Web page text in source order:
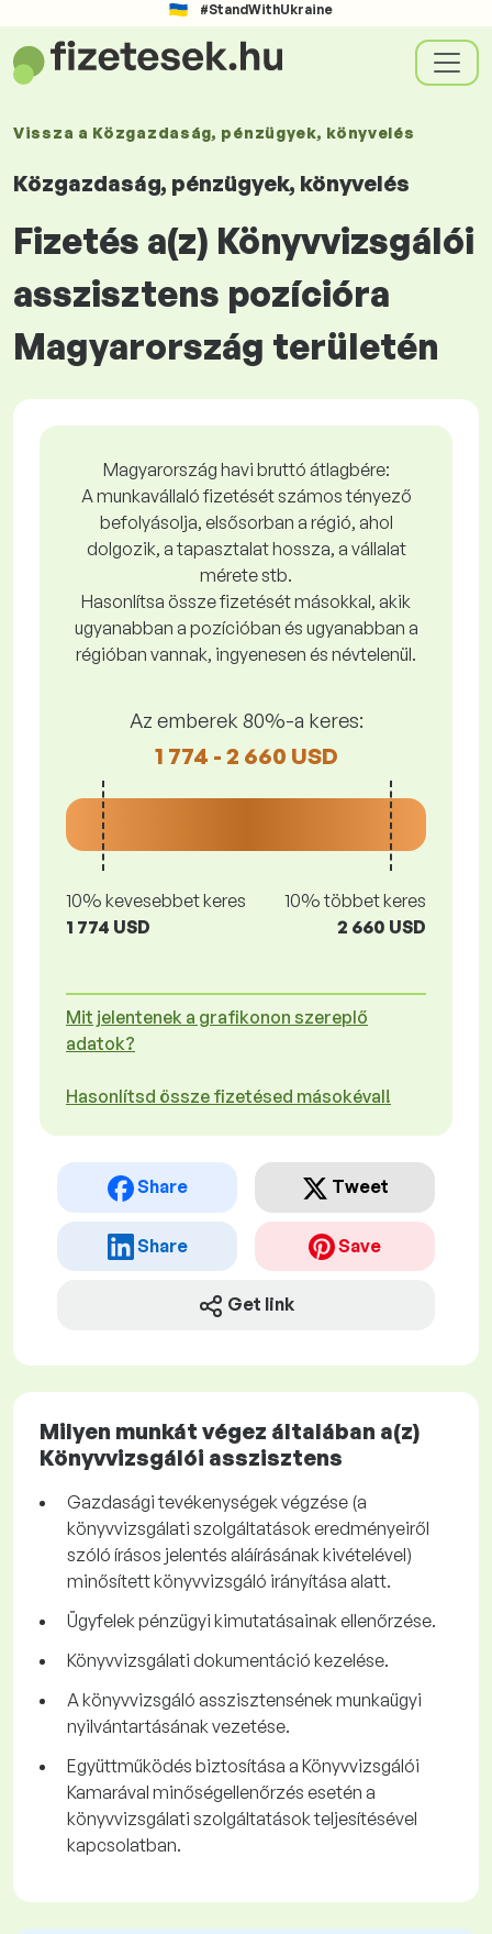
#StandWithUkraine
Vissza a Közgazdaság, pénzügyek, könyvelés
Közgazdaság, pénzügyek, könyvelés
Fizetés a(z) Könyvvizsgálói
asszisztens pozícióra
Magyarország területén
Magyarország havi bruttó átlagbére:
A munkavállaló fizetését számos tényező
befolyásolja, elsősorban a régió, ahol
dolgozik, a tapasztalat hossza, a vállalat
mérete stb.
Hasonlítsa össze fizetését másokkal, akik
ugyanabban a pozícióban és ugyanabban a
régióban vannak, ingyenesen és névtelenül.
Az emberek 80%-a keres:
1 774 - 2 660 USD
10% kevesebbet keres
1 774 USD
10% többet keres
2 660 USD
Mit jelentenek a grafikonon szereplő
adatok?
Hasonlítsd össze fizetésed másokéval!
Share Tweet
Share Save
Get link
Milyen munkát végez általában a(z)
Könyvvizsgálói asszisztens
Gazdasági tevékenységek végzése (a
könyvvizsgálati szolgáltatások eredményeiről
szóló írásos jelentés aláírásának kivételével)
minősített könyvvizsgáló irányítása alatt.
Ügyfelek pénzügyi kimutatásainak ellenőrzése.
Könyvvizsgálati dokumentáció kezelése.
A könyvvizsgáló asszisztensének munkaügyi
nyilvántartásának vezetése.
Együttműködés biztosítása a Könyvvizsgálói
Kamarával minőségellenőrzés esetén a
könyvvizsgálati szolgáltatások teljesítésével
kapcsolatban.